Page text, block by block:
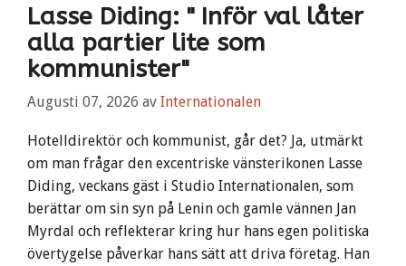
Lasse Diding: " Inför val låter
alla partier lite som
kommunister"
Augusti 07, 2026 av Internationalen
Hotelldirektör och kommunist, går det? Ja, utmärkt
om man frågar den excentriske vänsterikonen Lasse
Diding, veckans gäst i Studio Internationalen, som
berättar om sin syn på Lenin och gamle vännen Jan
Myrdal och reflekterar kring hur hans egen politiska
övertygelse påverkar hans sätt att driva företag. Han